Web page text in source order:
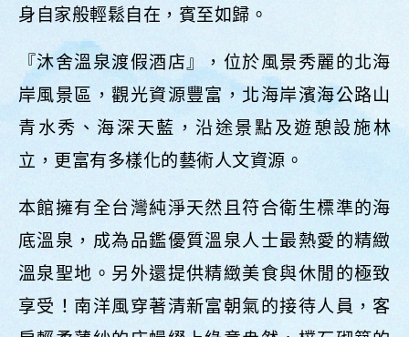
身自家般輕鬆自在，賓至如歸。
『沐舍溫泉渡假酒店』，位於風景秀麗的北海
岸風景區，觀光資源豐富，北海岸濱海公路山
青水秀、海深天藍，沿途景點及遊憩設施林
立，更富有多樣化的藝術人文資源。
本館擁有全台灣純淨天然且符合衛生標準的海
底溫泉，成為品鑑優質溫泉人士最熱愛的精緻
溫泉聖地。另外還提供精緻美食與休閒的極致
享受！南洋風穿著清新富朝氣的接待人員，客